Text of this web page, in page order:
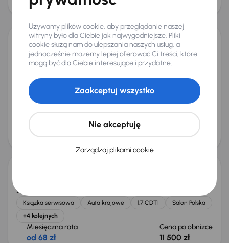
25 000 zł
Opel Astra
201951 902 kmBenzyna1.2 Turbo 81 kW
Salon Polska
+4 kolejnych
Miesięczna rata Cena promocyjna
40 000 zł
2014
Książka serwisowa Auta krajowe 1.7 CDTI
Salon Polska
+4 kolejnych
Miesięczna rata
od 68 zł
Cena po obniżce
11 500 zł
Używamy plików cookie, aby przeglądanie naszej
witryny było dla Ciebie jak najwygodniejsze. Pliki
cookie służą nam do ulepszania naszych usług, a
jednocześnie możemy lepiej oferować Ci treści, które
mogą być dla Ciebie interesujące i przydatne.
Zarządzaj plikami cookie
Nie akceptuję
Zaakceptuj wszystko